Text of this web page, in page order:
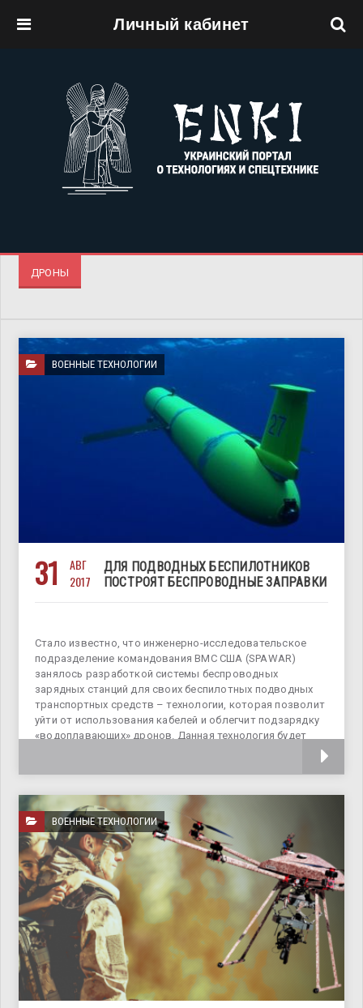
Личный кабинет
ДРОНЫ
ВОЕННЫЕ ТЕХНОЛОГИИ
31
АВГ
2017
ДЛЯ ПОДВОДНЫХ БЕСПИЛОТНИКОВ
ПОСТРОЯТ БЕСПРОВОДНЫЕ ЗАПРАВКИ
Стало известно, что инженерно-исследовательское
подразделение командования ВМС США (SPAWAR)
занялось разработкой системы беспроводных
зарядных станций ​​для своих беспилотных подводных
транспортных средств – технологии, которая позволит
уйти от использования кабелей и облегчит подзарядку
«водоплавающих» дронов. Данная технология будет
ВОЕННЫЕ ТЕХНОЛОГИИ